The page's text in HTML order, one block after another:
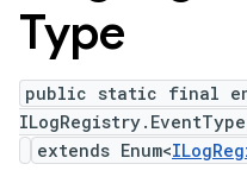
Type
public static final
ILogRegistry.EventType
extends Enum<